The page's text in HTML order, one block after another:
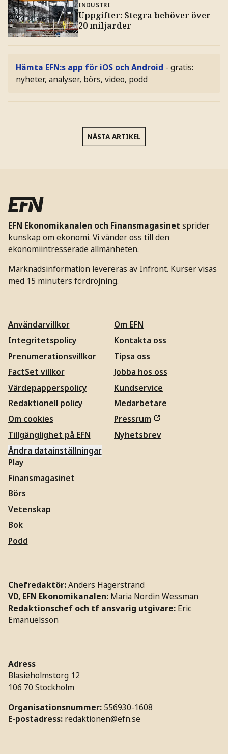
INDUSTRI
Uppgifter: Stegra behöver över
20 miljarder
Hämta EFN:s app för iOS och Android - gratis:
nyheter, analyser, börs, video, podd
NÄSTA ARTIKEL
EFN Ekonomikanalen och Finansmagasinet sprider
kunskap om ekonomi. Vi vänder oss till den
ekonomiintresserade allmänheten.
Marknadsinformation levereras av Infront. Kurser visas
med 15 minuters fördröjning.
Användarvillkor
Integritetspolicy
Prenumerationsvillkor
FactSet villkor
Värdepapperspolicy
Redaktionell policy
Om cookies
Tillgänglighet på EFN
Ändra datainställningar
Om EFN
Kontakta oss
Tipsa oss
Jobba hos oss
Kundservice
Medarbetare
Pressrum
Nyhetsbrev
Play
Finansmagasinet
Börs
Vetenskap
Bok
Podd
Chefredaktör:Anders Hägerstrand
VD, EFN Ekonomikanalen: Maria Nordin Wessman
Redaktionschef och tf ansvarig utgivare: Eric
Emanuelsson
Adress
Blasieholmstorg 12
106 70 Stockholm
Organisationsnummer: 556930-1608
E-postadress: redaktionen@efn.se